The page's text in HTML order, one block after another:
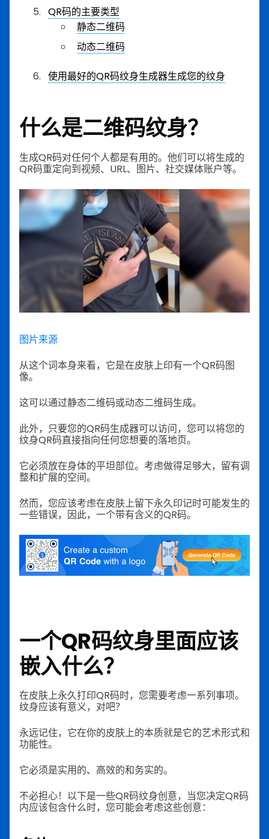
QR码的主要类型
静态二维码
动态二维码
使用最好的QR码纹身生成器生成您的纹身
什么是二维码纹身？
生成QR码对任何个人都是有用的。他们可以将生成的
QR码重定向到视频、URL、图片、社交媒体账户等。
图片来源
从这个词本身来看，它是在皮肤上印有一个QR码图
像。
这可以通过静态二维码或动态二维码生成。
此外，只要您的QR码生成器可以访问，您可以将您的
纹身QR码直接指向任何您想要的落地页。
它必须放在身体的平坦部位。考虑做得足够大，留有调
整和扩展的空间。
然而，您应该考虑在皮肤上留下永久印记时可能发生的
一些错误，因此，一个带有含义的QR码。
一个QR码纹身里面应该
嵌入什么？
在皮肤上永久打印QR码时，您需要考虑一系列事项。
纹身应该有意义，对吧？
永远记住，它在你的皮肤上的本质就是它的艺术形式和
功能性。
它必须是实用的、高效的和务实的。
不必担心！以下是一些QR码纹身创意，当您决定QR码
内应该包含什么时，您可能会考虑这些创意：